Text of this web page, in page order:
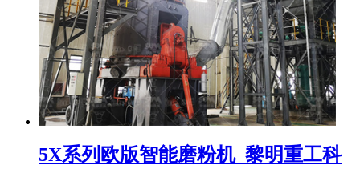
5X系列欧版智能磨粉机_黎明重工科